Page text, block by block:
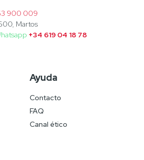
900 009
Martos
+34 619 04 18 78
Ayuda
Contacto
FAQ
Canal ético